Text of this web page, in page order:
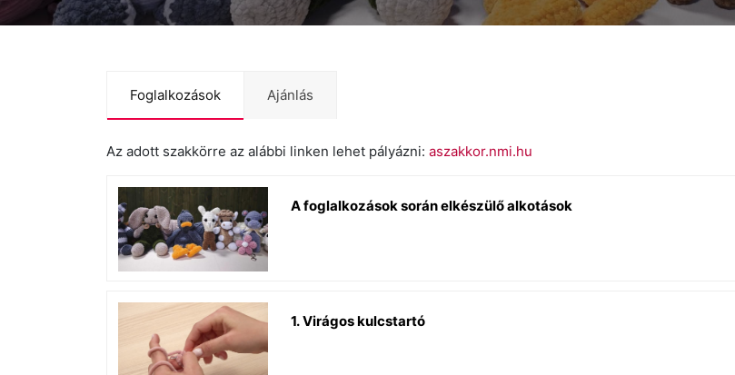
Foglalkozások Ajánlás
Az adott szakkörre az alábbi linken lehet pályázni: aszakkor.nmi.hu
A foglalkozások során elkészülő alkotások
1. Virágos kulcstartó